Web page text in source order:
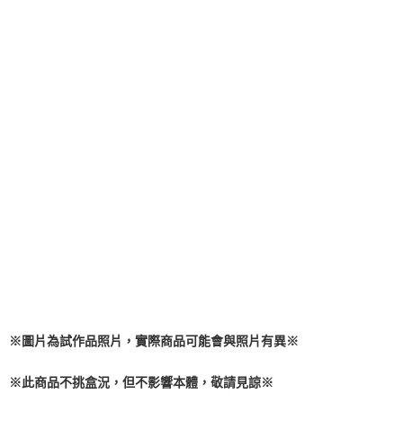
※圖片為試作品照片，實際商品可能會與照片有異※
※此商品不挑盒況，但不影響本體，敬請見諒※